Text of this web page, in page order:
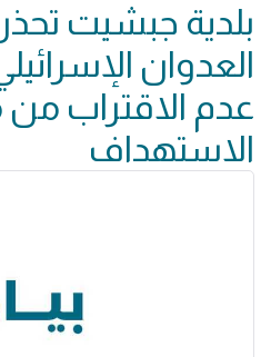
بلدية جبشيت
العدوان
عدم الاقتراب
الاستهداف